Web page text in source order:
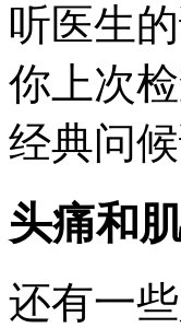
听医生
你上次
经典问候
头痛和
还有一